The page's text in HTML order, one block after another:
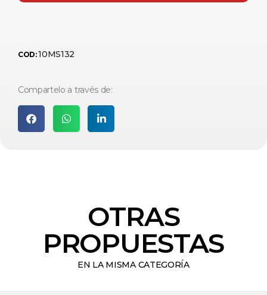
COD:10MS132
Compartelo a través de:
OTRAS
PROPUESTAS
EN LA MISMA CATEGORÍA